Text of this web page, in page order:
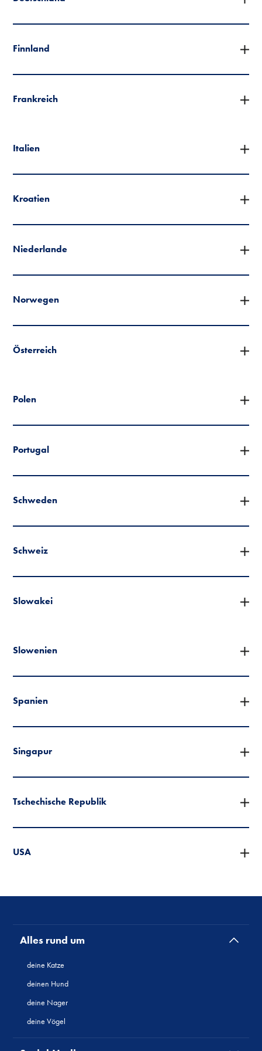
Finnland
Frankreich
Italien
Kroatien
Niederlande
Norwegen
Österreich
Polen
Portugal
Schweden
Schweiz
Slowakei
Slowenien
Spanien
Singapur
Tschechische Republik
USA
Alles rund um
deine Katze
deinen Hund
deine Nager
deine Vögel